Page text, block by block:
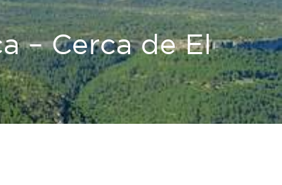
– Cerca de El